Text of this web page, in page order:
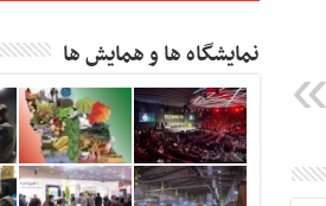
نمایشگاه ها و همایش ها